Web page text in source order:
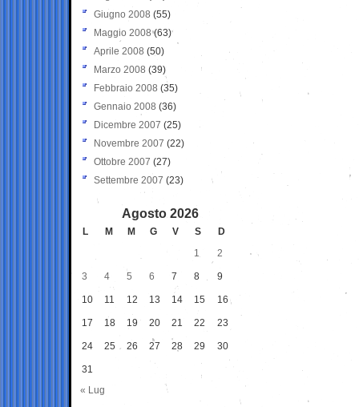
Giugno 2008 (55)
Maggio 2008(63)
Aprile 2008 (50)
Marzo 2008 (39)
Febbraio 2008 (35)
Gennaio 2008 (36)
Dicembre 2007 (25)
Novembre 2007 (22)
Ottobre 2007 (27)
Settembre 2007 (23)
Agosto 2026
L M M G V S
D
1
2
3 4 5 6 7 8 9
10 11 12 13 14 15 16
17 18 19 20 21 22 23
24 25 26 27 28 29 30
31
« Lug